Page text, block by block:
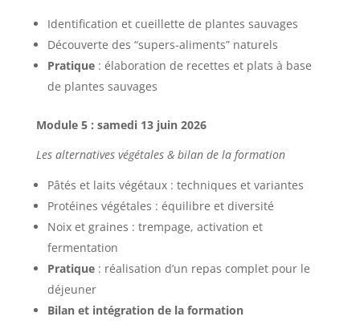
Identification et cueillette de plantes sauvages
Découverte des “supers-aliments” naturels
Pratique: élaboration de recettes et plats à base
de plantes sauvages
Module 5 : samedi 13 juin 2026
Les alternatives végétales & bilan de la formation
Pâtés et laits végétaux : techniques et variantes
Protéines végétales : équilibre et diversité
Noix et graines : trempage, activation et
fermentation
Pratique: réalisation d’un repas complet pour le
déjeuner
Bilan et intégration de la formation